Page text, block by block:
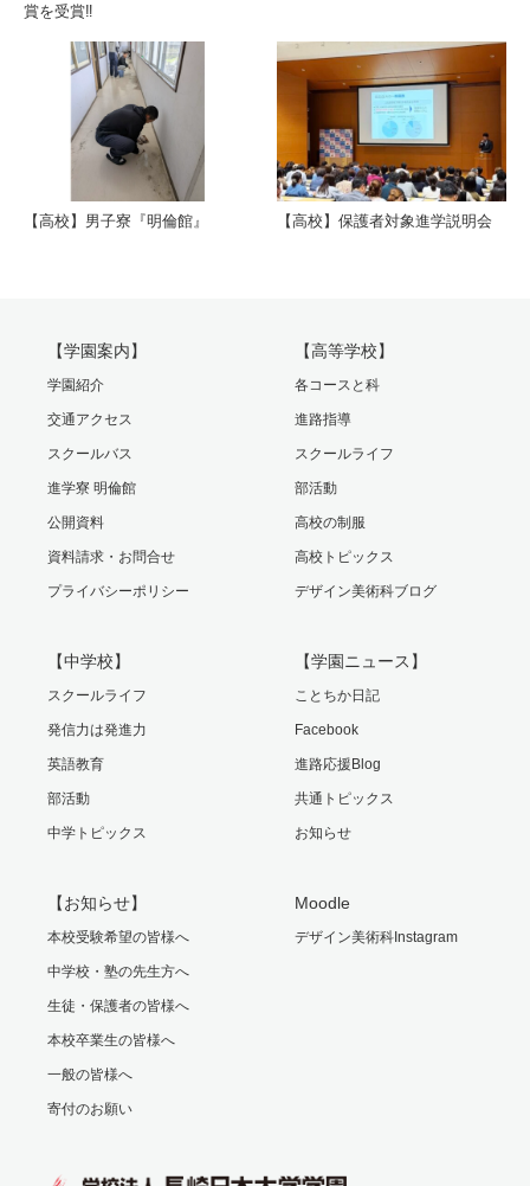
賞を受賞‼️
【高校】男子寮『明倫館』 【高校】保護者対象進学説明会
【学園案内】
学園紹介
交通アクセス
スクールバス
進学寮 明倫館
公開資料
資料請求・お問合せ
プライバシーポリシー
【高等学校】
各コースと科
進路指導
スクールライフ
部活動
高校の制服
高校トピックス
デザイン美術科ブログ
【中学校】
スクールライフ
発信力は発進力
英語教育
部活動
中学トピックス
【学園ニュース】
ことちか日記
Facebook
進路応援Blog
共通トピックス
お知らせ
【お知らせ】
本校受験希望の皆様へ
中学校・塾の先生方へ
生徒・保護者の皆様へ
本校卒業生の皆様へ
一般の皆様へ
寄付のお願い
Moodle
デザイン美術科Instagram